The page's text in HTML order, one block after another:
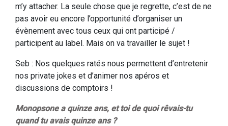
m’y attacher. La seule chose que je regrette, c’est de ne
pas avoir eu encore l’opportunité d’organiser un
évènement avec tous ceux qui ont participé /
participent au label. Mais on va travailler le sujet !
Seb : Nos quelques ratés nous permettent d’entretenir
nos private jokes et d’animer nos apéros et
discussions de comptoirs !
Monopsone a quinze ans, et toi de quoi rêvais-tu
quand tu avais quinze ans ?